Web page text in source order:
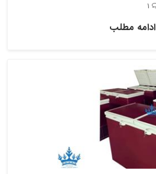
ادامه مطلب